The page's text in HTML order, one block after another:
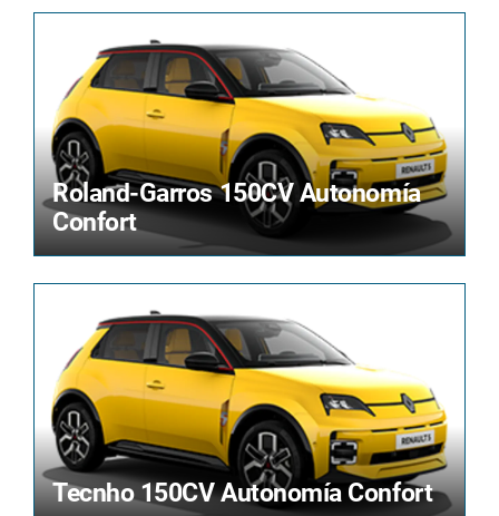
Roland-Garros 150CV Autonomía
Confort
Tecnho 150CV Autonomía Confort